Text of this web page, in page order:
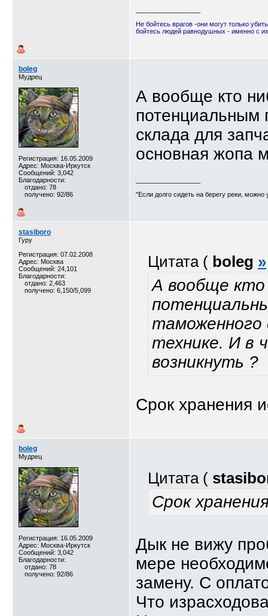
Не бойтесь врагов -они могут только
бойтесь людей равнодушных - именно с
boleg
Мудрец
Регистрация: 16.05.2009
Адрес: Москва-Иркутск
Сообщений: 3,042
Благодарности:
отдано: 78
получено: 92/86
А вообще кто
потенциальным
склада для
основная жопа
"Если долго сидеть на берегу реки,
stasiboro
Гуру
Регистрация: 07.02.2008
Адрес: Москва
Сообщений: 24,101
Благодарности:
отдано: 2,463
получено: 6,150/5,099
Цитата ( boleg »
А вообще кто
таможенного
технике. И в
возникнуть ?
Срок хранения
boleg
Мудрец
Регистрация: 16.05.2009
Адрес: Москва-Иркутск
Сообщений: 3,042
Благодарности:
отдано: 78
получено: 92/86
Цитата (
Срок
Дык не вижу
мере
замену. С
Что